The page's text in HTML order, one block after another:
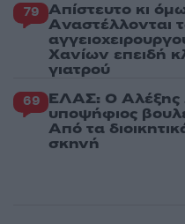
79 Απίστευτο κι
Aναστέλλονται
Χανίων επειδή
γιατρού
69 ΕΛΑΣ: Ο Αλέξης
υποψήφιος
Από τα
σκηνή